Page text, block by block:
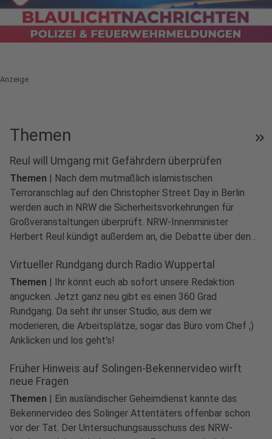
Anzeige
Themen keyboard_double_arrow_right
Audio anhören
Reul will Umgang mit Gefährdern überprüfen
Themen
Nach dem mutmaßlich islamistischen
Terroranschlag auf den Christopher Street Day in Berlin
werden auch in NRW die Sicherheitsvorkehrungen für
Großveranstaltungen überprüft. NRW-Innenminister
Herbert Reul kündigt außerdem an, die Debatte über den
mögliche Konsequenzen zu prüfen.
Virtueller Rundgang durch Radio Wuppertal
Themen
Ihr könnt euch ab sofort unsere Redaktion
angucken. Jetzt ganz neu gibt es einen 360 Grad
Rundgang. Da seht ihr unser Studio, aus dem wir
moderieren, die Arbeitsplätze, sogar das Büro vom Chef ;)
Anklicken und los geht's!
Früher Hinweis auf Solingen-Bekennervideo wirft
neue Fragen
Themen
Ein ausländischer Geheimdienst kannte das
Bekennervideo des Solinger Attentäters offenbar schon
vor der Tat. Der Untersuchungsausschuss des NRW-